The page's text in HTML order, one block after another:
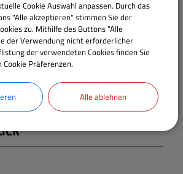
Cookie Auswahl anpassen. Durch das
"Alle akzeptieren" stimmen Sie der
zu. Mithilfe des Buttons "Alle
der Verwendung nicht erforderlicher
der verwendeten Cookies finden Sie
Präferenzen.
Alle ablehnen